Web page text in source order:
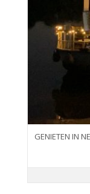
GENIETEN IN